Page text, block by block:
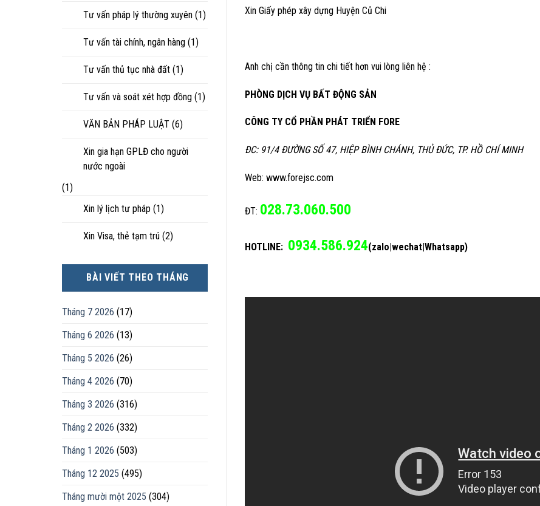
Tư vấn pháp lý thường xuyên (1)
Tư vấn tài chính, ngân hàng (1)
Tư vấn thủ tục nhà đất (1)
Tư vấn và soát xét hợp đồng (1)
VĂN BẢN PHÁP LUẬT (6)
Xin gia hạn GPLĐ cho người
nước ngoài
(1)
Xin lý lịch tư pháp (1)
Xin Visa, thẻ tạm trú (2)
BÀI VIẾT THEO THÁNG
Tháng 7 2026 (17)
Tháng 6 2026 (13)
Tháng 5 2026 (26)
Tháng 4 2026 (70)
Tháng 3 2026 (316)
Tháng 2 2026 (332)
Tháng 1 2026 (503)
Tháng 12 2025 (495)
Tháng mười một 2025 (304)
Xin Giấy phép xây dựng Huyện Củ Chi
Anh chị cần thông tin chi tiết hơn vui lòng liên hệ :
PHÒNG DỊCH VỤ BẤT ĐỘNG SẢN
CÔNG TY CỔ PHẦN PHÁT TRIỂN FORE
ĐC: 91/4 ĐƯỜNG SỐ 47, HIỆP BÌNH CHÁNH, THỦ ĐỨC, TP. HỒ CHÍ MINH
Web: www.forejsc.com
ĐT: 028.73.060.500
HOTLINE: 0934.586.924(zalo|wechat|Whatsapp)